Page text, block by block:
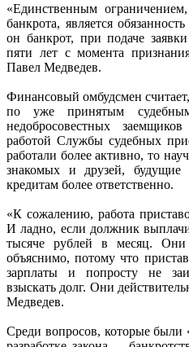
«Единственным
банкрота, является
он банкрот, при подаче
пяти лет с момента
Павел Медведев.
Финансовый омбудсмен
по уже принятым
недобросовестных
работой Службы судебных
работали более активно, то
знакомых и друзей,
кредитам более ответственно.
«К сожалению, работа
И ладно, если должник
тысяче рублей в месяц.
объяснимо, потому что
зарплаты и попросту не
взыскать долг. Они
Медведев.
Среди вопросов, которые